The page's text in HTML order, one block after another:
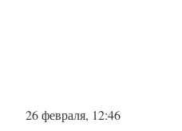
26 февраля, 12:46